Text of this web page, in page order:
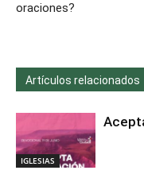
oraciones?
Artículos relacionados
IGLESIAS